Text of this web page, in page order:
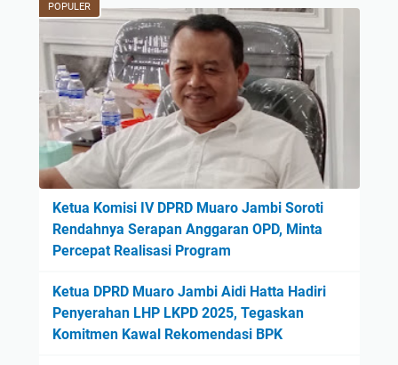
POPULER
Ketua Komisi IV DPRD Muaro Jambi Soroti
Rendahnya Serapan Anggaran OPD, Minta
Percepat Realisasi Program
Ketua DPRD Muaro Jambi Aidi Hatta Hadiri
Penyerahan LHP LKPD 2025, Tegaskan
Komitmen Kawal Rekomendasi BPK